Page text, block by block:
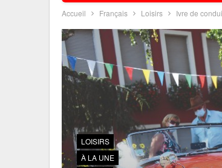
Accueil Français Loisirs Ivre de
LOISIRS
À LA UNE